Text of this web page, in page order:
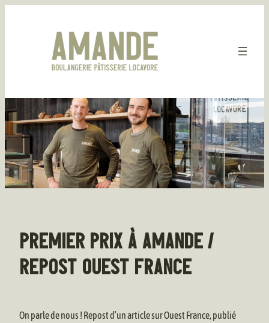
PREMIER PRIX À AMANDE /
REPOST OUEST FRANCE
On parle de nous ! Repost d’un article sur Ouest France, publié